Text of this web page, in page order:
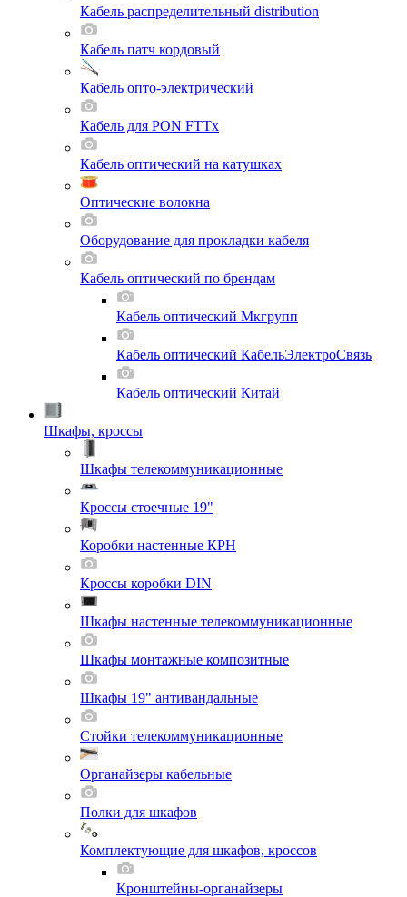
Кабель распределительный distribution
Кабель патч кордовый
Кабель опто-электрический
Кабель для PON FTTx
Кабель оптический на катушках
Оптические волокна
Оборудование для прокладки кабеля
Кабель оптический по брендам
Кабель оптический Мкгрупп
Кабель оптический КабельЭлектроСвязь
Кабель оптический Китай
Шкафы, кроссы
Шкафы телекоммуникационные
Кроссы стоечные 19"
Коробки настенные КРН
Кроссы коробки DIN
Шкафы настенные телекоммуникационные
Шкафы монтажные композитные
Шкафы 19" антивандальные
Стойки телекоммуникационные
Органайзеры кабельные
Полки для шкафов
Комплектующие для шкафов, кроссов
Кронштейны-органайзеры